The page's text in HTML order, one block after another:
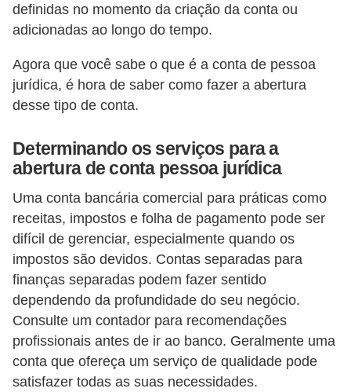
definidas no momento da criação da conta ou
adicionadas ao longo do tempo.
Agora que você sabe o que é a conta de pessoa
jurídica, é hora de saber como fazer a abertura
desse tipo de conta.
Determinando os serviços para a
abertura de conta pessoa jurídica
Uma conta bancária comercial para práticas como
receitas, impostos e folha de pagamento pode ser
difícil de gerenciar, especialmente quando os
impostos são devidos. Contas separadas para
finanças separadas podem fazer sentido
dependendo da profundidade do seu negócio.
Consulte um contador para recomendações
profissionais antes de ir ao banco. Geralmente uma
conta que ofereça um serviço de qualidade pode
satisfazer todas as suas necessidades.
i
n
a
n
c
i
r
a
s
C
â
m
b
i
o